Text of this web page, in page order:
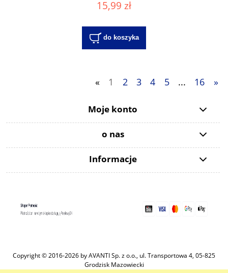
15,99 zł
do koszyka
« 1 2 3 4 5 ... 16 »
Moje konto
o nas
Informacje
Copyright © 2016-2026 by AVANTI Sp. z o.o., ul. Transportowa 4, 05-825
Grodzisk Mazowiecki